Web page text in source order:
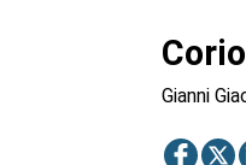
Gianni